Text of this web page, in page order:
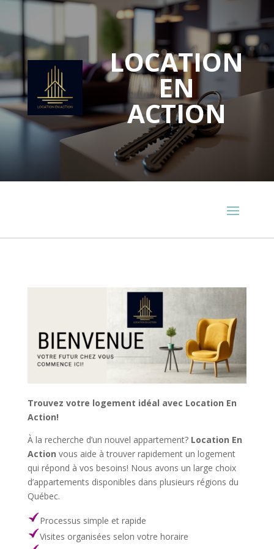
LOCATION
EN
ACTION
Trouvez votre logement idéal avec Location En
Action!
À la recherche d’un nouvel appartement? Location En
Action vous aide à trouver rapidement un logement
qui répond à vos besoins! Nous avons un large choix
d’appartements disponibles dans plusieurs régions du
Québec.
Processus simple et rapide
Visites organisées selon votre horaire